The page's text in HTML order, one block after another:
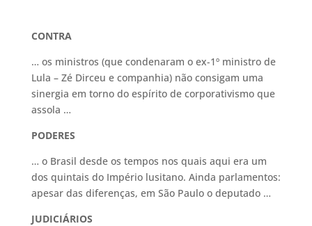
CONTRA
… os ministros (que condenaram o ex-1º ministro de
Lula – Zé Dirceu e companhia) não consigam uma
sinergia em torno do espírito de corporativismo que
assola …
PODERES
… o Brasil desde os tempos nos quais aqui era um
dos quintais do Império lusitano. Ainda parlamentos:
apesar das diferenças, em São Paulo o deputado …
JUDICIÁRIOS